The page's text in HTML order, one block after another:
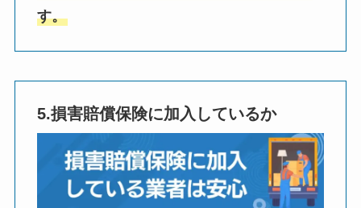
す。
5.損害賠償保険に加入しているか